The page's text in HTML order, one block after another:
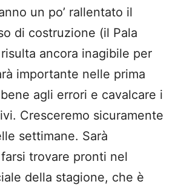
un po’ rallentato il
di costruzione (il Pala
ancora inagibile per
importante nelle prima
agli errori e cavalcare i
Cresceremo sicuramente
settimane. Sarà
trovare pronti nel
della stagione, che è